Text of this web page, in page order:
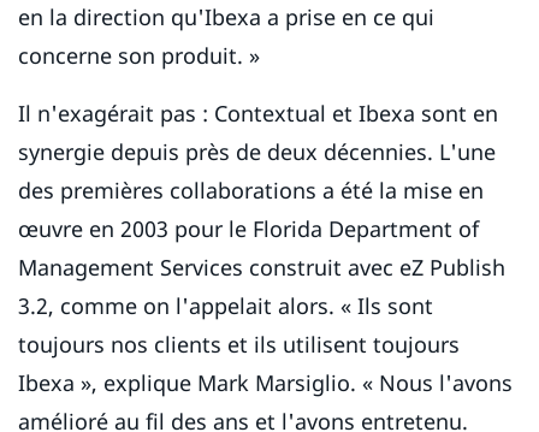
en la direction qu'Ibexa a prise en ce qui
concerne son produit. »
Il n'exagérait pas : Contextual et Ibexa sont en
synergie depuis près de deux décennies. L'une
des premières collaborations a été la mise en
œuvre en 2003 pour le Florida Department of
Management Services construit avec eZ Publish
3.2, comme on l'appelait alors. « Ils sont
toujours nos clients et ils utilisent toujours
Ibexa », explique Mark Marsiglio. « Nous l'avons
amélioré au fil des ans et l'avons entretenu.